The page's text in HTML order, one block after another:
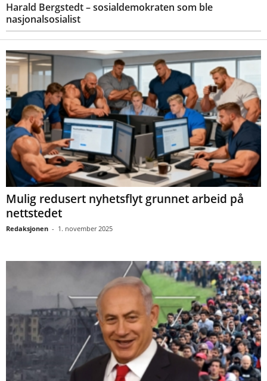
Harald Bergstedt – sosialdemokraten som ble
nasjonalsosialist
Mulig redusert nyhetsflyt grunnet arbeid på
nettstedet
Redaksjonen - 1. november 2025